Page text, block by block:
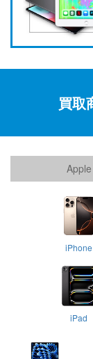
買取
Apple
iPhone
iPad